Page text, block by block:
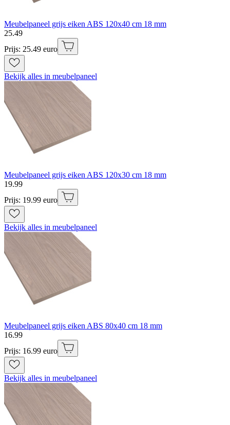
Meubelpaneel grijs eiken ABS 120x40 cm 18 mm
25.49
Prijs: 25.49 euro
Bekijk alles in meubelpaneel
Meubelpaneel grijs eiken ABS 120x30 cm 18 mm
19.99
Prijs: 19.99 euro
Bekijk alles in meubelpaneel
Meubelpaneel grijs eiken ABS 80x40 cm 18 mm
16.99
Prijs: 16.99 euro
Bekijk alles in meubelpaneel